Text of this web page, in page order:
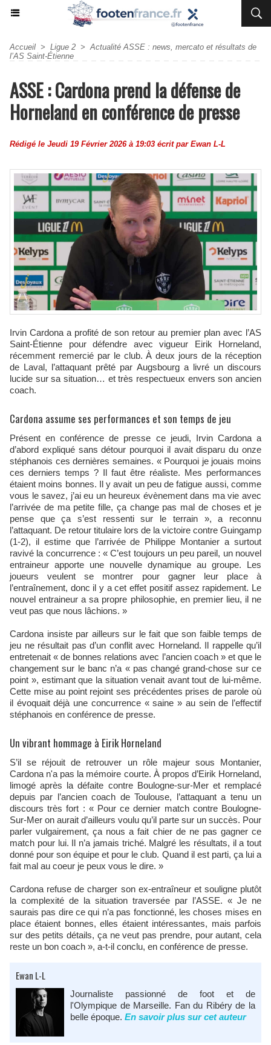
Accueil > Ligue 2 > Actualité ASSE : news, mercato et résultats de
l’AS Saint-Étienne
ASSE : Cardona prend la défense de
Horneland en conférence de presse
Rédigé le Jeudi 19 Février 2026 à 19:03 écrit par Ewan L-L
Irvin Cardona a profité de son retour au premier plan avec l’AS
Saint-Étienne pour défendre avec vigueur Eirik Horneland,
récemment remercié par le club. À deux jours de la réception
de Laval, l’attaquant prêté par Augsbourg a livré un discours
lucide sur sa situation… et très respectueux envers son ancien
coach.
Cardona assume ses performances et son temps de jeu
Présent en conférence de presse ce jeudi, Irvin Cardona a
d’abord expliqué sans détour pourquoi il avait disparu du onze
stéphanois ces dernières semaines. « Pourquoi je jouais moins
ces derniers temps ? Il faut être réaliste. Mes performances
étaient moins bonnes. Il y avait un peu de fatigue aussi, comme
vous le savez, j’ai eu un heureux évènement dans ma vie avec
l’arrivée de ma petite fille, ça change pas mal de choses et je
pense que ça s’est ressenti sur le terrain », a reconnu
l’attaquant. De retour titulaire lors de la victoire contre Guingamp
(1-2), il estime que l’arrivée de Philippe Montanier a surtout
ravivé la concurrence : « C’est toujours un peu pareil, un nouvel
entraineur apporte une nouvelle dynamique au groupe. Les
joueurs veulent se montrer pour gagner leur place à
l’entraînement, donc il y a cet effet positif assez rapidement. Le
nouvel entraineur a sa propre philosophie, en premier lieu, il ne
veut pas que nous lâchions. »
Cardona insiste par ailleurs sur le fait que son faible temps de
jeu ne résultait pas d’un conflit avec Horneland. Il rappelle qu’il
entretenait « de bonnes relations avec l’ancien coach » et que le
changement sur le banc n’a « pas changé grand-chose sur ce
point », estimant que la situation venait avant tout de lui-même.
Cette mise au point rejoint ses précédentes prises de parole où
il évoquait déjà une concurrence « saine » au sein de l’effectif
stéphanois en conférence de presse.
Un vibrant hommage à Eirik Horneland
S’il se réjouit de retrouver un rôle majeur sous Montanier,
Cardona n'a pas la mémoire courte. À propos d’Eirik Horneland,
limogé après la défaite contre Boulogne-sur-Mer et remplacé
depuis par l’ancien coach de Toulouse, l’attaquant a tenu un
discours très fort : « Pour ce dernier match contre Boulogne-
Sur-Mer on aurait d’ailleurs voulu qu’il parte sur un succès. Pour
parler vulgairement, ça nous a fait chier de ne pas gagner ce
match pour lui. Il n’a jamais triché. Malgré les résultats, il a tout
donné pour son équipe et pour le club. Quand il est parti, ça lui a
fait mal au coeur je peux vous le dire. »
Cardona refuse de charger son ex-entraîneur et souligne plutôt
la complexité de la situation traversée par l’ASSE. « Je ne
saurais pas dire ce qui n’a pas fonctionné, les choses mises en
place étaient bonnes, elles étaient intéressantes, mais parfois
sur des petits détails, ça ne veut pas prendre, pour autant, cela
reste un bon coach », a-t-il conclu, en conférence de presse.
Ewan L-L
Journaliste passionné de foot et de
l'Olympique de Marseille. Fan du Ribéry de la
belle époque. En savoir plus sur cet auteur